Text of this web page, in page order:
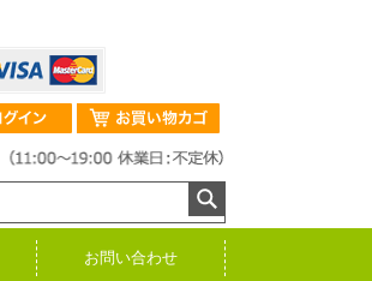
お問い合わせ